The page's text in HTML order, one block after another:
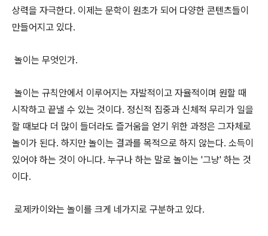
상력을 자극한다. 이제는 문학이 원초가 되어 다양한 콘텐츠들이
만들어지고 있다.
놀이는 무엇인가.
놀이는 규칙안에서 이루어지는 자발적이고 자율적이며 원할 때
시작하고 끝낼 수 있는 것이다. 정신적 집중과 신체적 무리가 일을
할 때보다 더 많이 들더라도 즐거움을 얻기 위한 과정은 그자체로
놀이가 된다. 하지만 놀이는 결과를 목적으로 하지 않는다. 소득이
있어야 하는 것이 아니다. 누구나 하는 말로 놀이는 '그냥' 하는 것
이다.
로제카이와는 놀이를 크게 네가지로 구분하고 있다.